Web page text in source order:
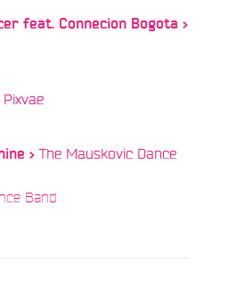
feat. Connecion Bogota >
Pixvae
> The Mauskovic Dance
Band